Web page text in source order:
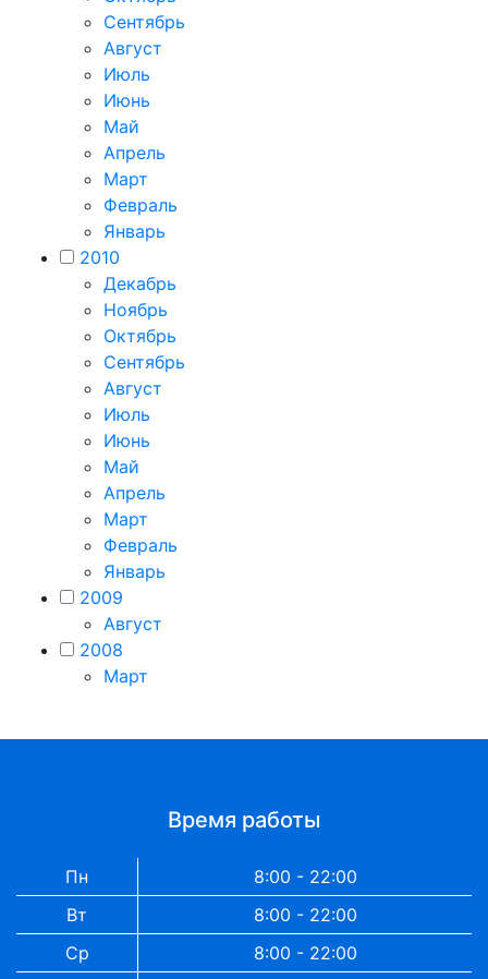
Сентябрь
Август
Июль
Июнь
Май
Апрель
Март
Февраль
Январь
2010
Декабрь
Ноябрь
Октябрь
Сентябрь
Август
Июль
Июнь
Май
Апрель
Март
Февраль
Январь
2009
Август
2008
Март
Время работы
Пн
8:00 - 22:00
Вт
8:00 - 22:00
Ср
8:00 - 22:00